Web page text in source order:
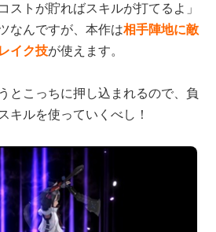
ストが貯ればスキルが打てるよ」
なんですが、本作は相手陣地に敵
イク技が使えます。
とこっちに押し込まれるので、負
キルを使っていくべし！